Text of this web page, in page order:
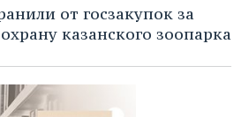
от госзакупок за
казанского зоопарка